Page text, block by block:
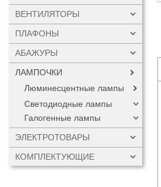
ВЕНТИЛЯТОРЫ
ПЛАФОНЫ
АБАЖУРЫ
ЛАМПОЧКИ
Люминесцентные лампы
Светодиодные лампы
Галогенные лампы
ЭЛЕКТРОТОВАРЫ
КОМПЛЕКТУЮЩИЕ